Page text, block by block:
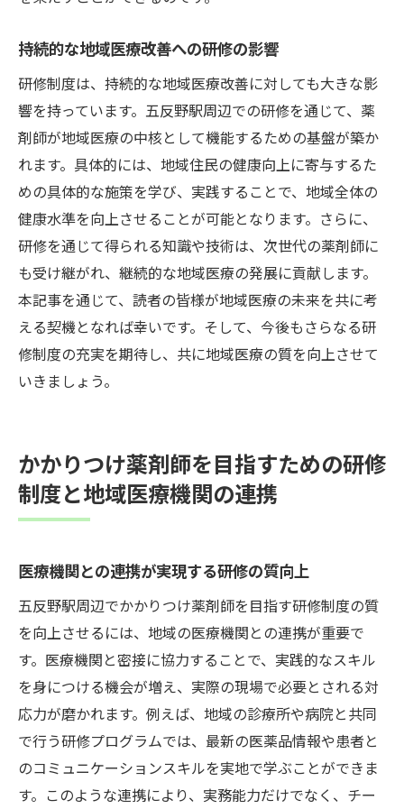
持続的な地域医療改善への研修の影響
研修制度は、持続的な地域医療改善に対しても大きな影
響を持っています。五反野駅周辺での研修を通じて、薬
剤師が地域医療の中核として機能するための基盤が築か
れます。具体的には、地域住民の健康向上に寄与するた
めの具体的な施策を学び、実践することで、地域全体の
健康水準を向上させることが可能となります。さらに、
研修を通じて得られる知識や技術は、次世代の薬剤師に
も受け継がれ、継続的な地域医療の発展に貢献します。
本記事を通じて、読者の皆様が地域医療の未来を共に考
える契機となれば幸いです。そして、今後もさらなる研
修制度の充実を期待し、共に地域医療の質を向上させて
いきましょう。
かかりつけ薬剤師を目指すための研修
制度と地域医療機関の連携
医療機関との連携が実現する研修の質向上
五反野駅周辺でかかりつけ薬剤師を目指す研修制度の質
を向上させるには、地域の医療機関との連携が重要で
す。医療機関と密接に協力することで、実践的なスキル
を身につける機会が増え、実際の現場で必要とされる対
応力が磨かれます。例えば、地域の診療所や病院と共同
で行う研修プログラムでは、最新の医薬品情報や患者と
のコミュニケーションスキルを実地で学ぶことができま
す。このような連携により、実務能力だけでなく、チー